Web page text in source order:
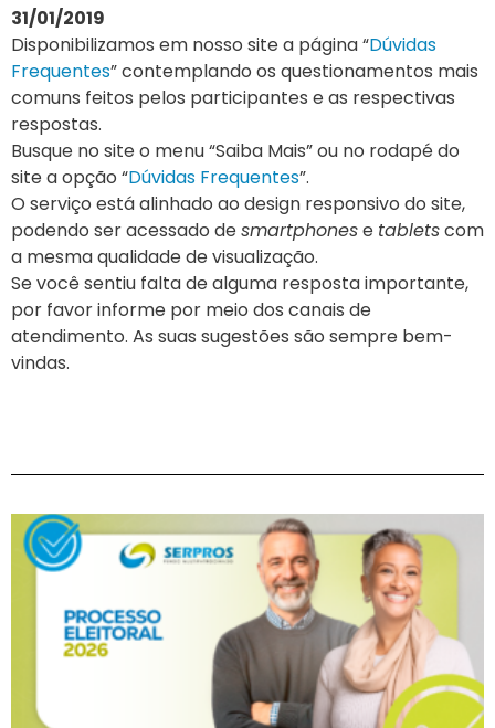
31/01/2019
Disponibilizamos em nosso site a página “Dúvidas
Frequentes” contemplando os questionamentos mais
comuns feitos pelos participantes e as respectivas
respostas.
Busque no site o menu “Saiba Mais” ou no rodapé do
site a opção “Dúvidas Frequentes”.
O serviço está alinhado ao design responsivo do site,
podendo ser acessado desmartphonese tabletscom
a mesma qualidade de visualização.
Se você sentiu falta de alguma resposta importante,
por favor informe por meio dos canais de
atendimento. As suas sugestões são sempre bem-
vindas.